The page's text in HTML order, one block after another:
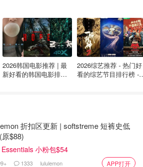
爱做功课的Rain 2.0w 3
加拿大手机和网络中文服务电话盘点 -
Fido、Rogers、Bell、Telus中文客服
电话号码
冲浪哪家强？盘点哪些公司在加拿
拥有最快的互联网下载速度！
是不是有鸡腿吃
2026韩国电影推荐 | 最
新好看的韩国电影排行
2026综艺推荐 - 热门好
看的综艺节目排行榜 -
折扣区更新 | softstreme 短裤史低
$88)
小粉包$54
1333 lululemon APP打开